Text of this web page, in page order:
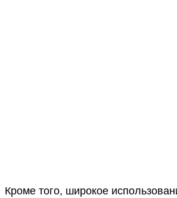
Кроме того, широкое